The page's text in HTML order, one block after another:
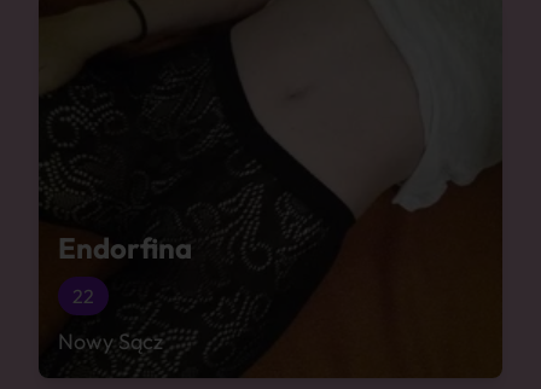
Endorfina
22
Nowy Sącz